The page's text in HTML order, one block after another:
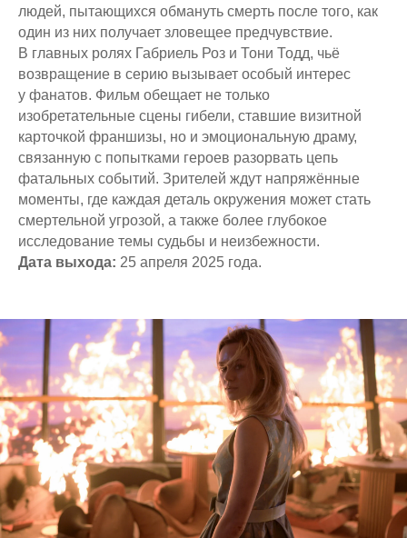
людей, пытающихся обмануть смерть после того, как
один из них получает зловещее предчувствие.
В главных ролях Габриель Роз и Тони Тодд, чьё
возвращение в серию вызывает особый интерес
у фанатов. Фильм обещает не только
изобретательные сцены гибели, ставшие визитной
карточкой франшизы, но и эмоциональную драму,
связанную с попытками героев разорвать цепь
фатальных событий. Зрителей ждут напряжённые
моменты, где каждая деталь окружения может стать
смертельной угрозой, а также более глубокое
исследование темы судьбы и неизбежности.
Дата выхода: 25 апреля 2025 года.